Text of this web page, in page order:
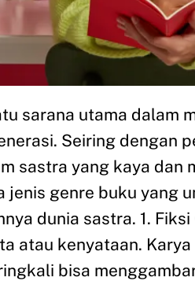
sarana utama dalam
Seiring dengan
sastra yang kaya
genre buku yang
dunia sastra. 1.
atau kenyataan.
bisa